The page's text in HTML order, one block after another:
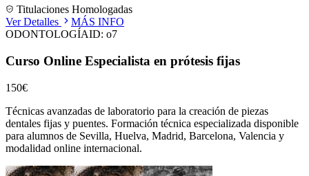
Titulaciones Homologadas
Ver Detalles
MÁS INFO
ODONTOLOGÍAID: o7
Curso Online Especialista en prótesis fijas
150€
Técnicas avanzadas de laboratorio para la creación de piezas
dentales fijas y puentes. Formación técnica especializada disponible
para alumnos de Sevilla, Huelva, Madrid, Barcelona, Valencia y
modalidad online internacional.